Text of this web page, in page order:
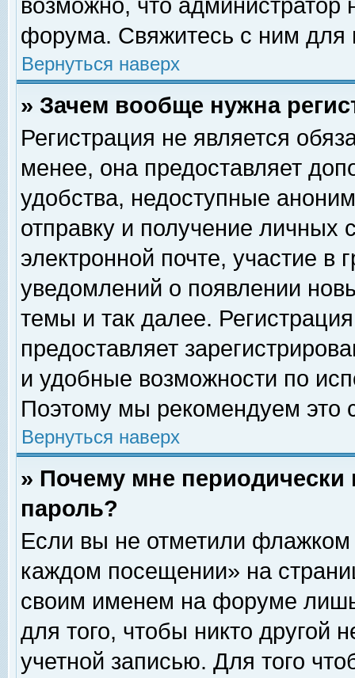
возможно, что
форума. Свяжитесь с ним для
Вернуться наверх
» Зачем вообще нужна
Регистрация не является
менее, она предоставляет
удобства, недоступные
отправку и получение личных
электронной почте, участие в
уведомлений о появлении
темы и так далее.
предоставляет
и удобные возможности по
Поэтому мы рекомендуем это
Вернуться наверх
» Почему мне
пароль?
Если вы не отметили флажком
каждом посещении» на
своим именем на форуме
для того, чтобы никто другой
учетной записью. Для того